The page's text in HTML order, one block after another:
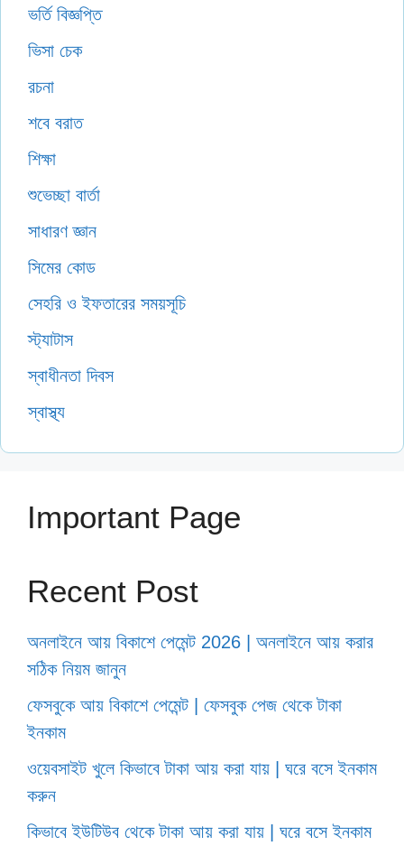
ভর্তি বিজ্ঞপ্তি
ভিসা চেক
রচনা
শবে বরাত
শিক্ষা
শুভেচ্ছা বার্তা
সাধারণ জ্ঞান
সিমের কোড
সেহরি ও ইফতারের সময়সূচি
স্ট্যাটাস
স্বাধীনতা দিবস
স্বাস্থ্য
Important Page
Recent Post
অনলাইনে আয় বিকাশে পেমেন্ট 2026 | অনলাইনে আয় করার
সঠিক নিয়ম জানুন
ফেসবুকে আয় বিকাশে পেমেন্ট | ফেসবুক পেজ থেকে টাকা
ইনকাম
ওয়েবসাইট খুলে কিভাবে টাকা আয় করা যায় | ঘরে বসে ইনকাম
করুন
কিভাবে ইউটিউব থেকে টাকা আয় করা যায় | ঘরে বসে ইনকাম